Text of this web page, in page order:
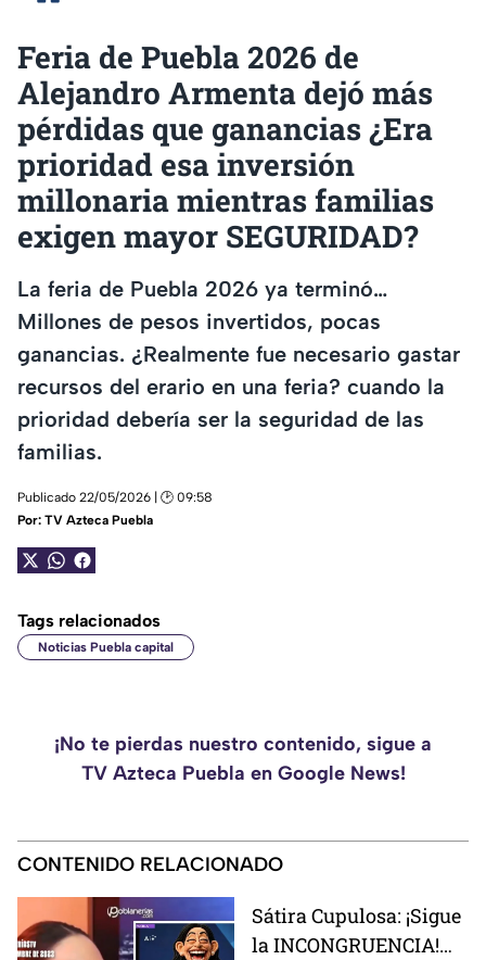
Feria de Puebla 2026 de
Alejandro Armenta dejó más
pérdidas que ganancias ¿Era
prioridad esa inversión
millonaria mientras familias
exigen mayor SEGURIDAD?
La feria de Puebla 2026 ya terminó…
Millones de pesos invertidos, pocas
ganancias. ¿Realmente fue necesario gastar
recursos del erario en una feria? cuando la
prioridad debería ser la seguridad de las
familias.
Publicado 22/05/2026 | 🕑 09:58
Por: TV Azteca Puebla
Tags relacionados
Noticias Puebla capital
¡No te pierdas nuestro contenido, sigue a
TV Azteca Puebla en Google News!
CONTENIDO RELACIONADO
Sátira Cupulosa: ¡Sigue
la INCONGRUENCIA!